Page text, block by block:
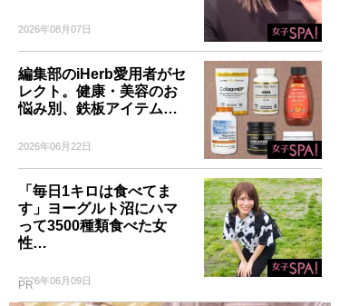
2026年08月07日
編集部のiHerb愛用者がセ
レクト。健康・美容のお
悩み別、鉄板アイテム…
2026年06月22日
「毎日1キロは食べてま
す」ヨーグルト沼にハマ
って3500種類食べた女
性…
2026年06月09日
PR